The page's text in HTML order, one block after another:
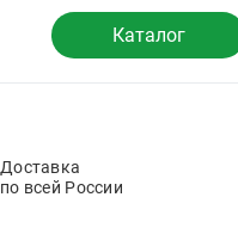
Каталог
Доставка
по всей России